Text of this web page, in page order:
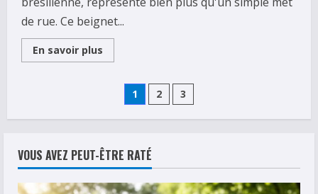
les
de rue. Ce beignet...
En savoir plus
more
guide
ultime
l’Acarajé
plat
cuisine
brésilienne
Pagination
des
publications
1 2 3
VOUS AVEZ PEUT-ÊTRE RATÉ